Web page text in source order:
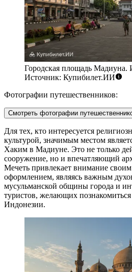
Городская площадь Мадиуна.
Источник: Купибилет.ИИ
Фотографии путешественников:
Смотреть фотографии
Для тех, кто интересуется
культурой, значимым местом
Хаким в Мадиуне. Это не только
сооружение, но и впечатляющий
Мечеть привлекает внимание
оформлением, являясь важным
мусульманской общины города и
туристов, желающих познакомиться
Индонезии.